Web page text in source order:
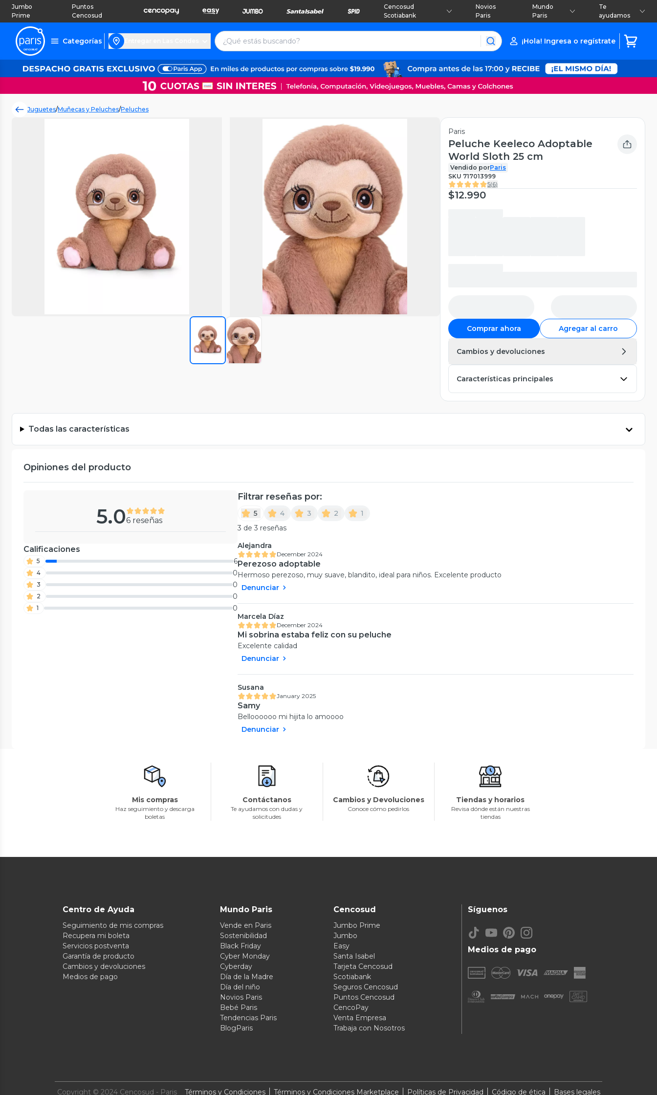
Jumbo
Prime
Puntos
Cencosud
Cencosud
Scotiabank
Novios
Paris
Mundo
Paris
Te
ayudamos
Categorías ¡Hola! Ingresa o regístrate
Juguetes/Muñecas y Peluches/Peluches
Paris
Peluche Keeleco Adoptable
World Sloth 25 cm
Vendido porParis
SKU 717013999
5(6)
$12.990
Comprar ahora Agregar al carro
Cambios y devoluciones
Características principales
Todas las características
Opiniones del producto
5.06 reseñas
Calificaciones
5 6
4 0
3 0
2 0
1 0
Filtrar reseñas por:
5 4 3 2
1
3 de 3 reseñas
Alejandra
December 2024
Perezoso adoptable
Hermoso perezoso, muy suave, blandito, ideal para niños. Excelente producto
Denunciar
Marcela Díaz
December 2024
Mi sobrina estaba feliz con su peluche
Excelente calidad
Denunciar
Susana
January 2025
Samy
Belloooooo mi hijita lo amoooo
Denunciar
Mis compras
Haz seguimiento y descarga
boletas
Contáctanos
Te ayudamos con dudas y
solicitudes
Cambios y Devoluciones
Conoce cómo pedirlos
Tiendas y horarios
Revisa dónde están nuestras
tiendas
Centro de Ayuda
Seguimiento de mis compras
Recupera mi boleta
Servicios postventa
Garantía de producto
Cambios y devoluciones
Medios de pago
Mundo Paris
Vende en Paris
Sostenibilidad
Black Friday
Cyber Monday
Cyberday
Día de la Madre
Día del niño
Novios Paris
Bebé Paris
Tendencias Paris
BlogParis
Cencosud
Jumbo Prime
Jumbo
Easy
Santa Isabel
Tarjeta Cencosud
Scotiabank
Seguros Cencosud
Puntos Cencosud
CencoPay
Venta Empresa
Trabaja con Nosotros
Medios de pago
Síguenos
Copyright © 2024 Cencosud - Paris Términos y Condiciones Términos y Condiciones Marketplace Políticas de Privacidad Código de ética Bases legales